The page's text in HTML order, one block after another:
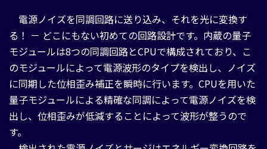
電源ノイズを同調回路に送り込み、それを光に変換す
る！ － どこにもない初めての回路設計です。内蔵の量子
モジュールは8つの同調回路とCPUで構成されており、こ
のモジュールによって電源波形のタイプを検出し、ノイズ
に同期した位相歪み補正を瞬時に行います。CPUを用いた
量子モジュールによる精確な同調によって電源ノイズを検
出し、位相歪みが低減することによって波形が整うので
す。